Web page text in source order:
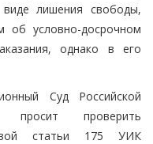
лишения свободы,
об условно-досрочном
однако в его
Суд Российской
проверить
статьи 175 УИК